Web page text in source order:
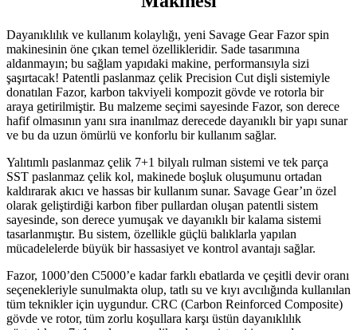
Dayanıklılık ve kullanım kolaylığı, yeni Savage Gear Fazor spin
makinesinin öne çıkan temel özellikleridir. Sade tasarımına
aldanmayın; bu sağlam yapıdaki makine, performansıyla sizi
şaşırtacak! Patentli paslanmaz çelik Precision Cut dişli sistemiyle
donatılan Fazor, karbon takviyeli kompozit gövde ve rotorla bir
araya getirilmiştir. Bu malzeme seçimi sayesinde Fazor, son derece
hafif olmasının yanı sıra inanılmaz derecede dayanıklı bir yapı sunar
ve bu da uzun ömürlü ve konforlu bir kullanım sağlar.
Yalıtımlı paslanmaz çelik 7+1 bilyalı rulman sistemi ve tek parça
SST paslanmaz çelik kol, makinede boşluk oluşumunu ortadan
kaldırarak akıcı ve hassas bir kullanım sunar. Savage Gear’ın özel
olarak geliştirdiği karbon fiber pullardan oluşan patentli sistem
sayesinde, son derece yumuşak ve dayanıklı bir kalama sistemi
tasarlanmıştır. Bu sistem, özellikle güçlü balıklarla yapılan
mücadelelerde büyük bir hassasiyet ve kontrol avantajı sağlar.
Fazor, 1000’den C5000’e kadar farklı ebatlarda ve çeşitli devir oranı
seçenekleriyle sunulmakta olup, tatlı su ve kıyı avcılığında kullanılan
tüm teknikler için uygundur. CRC (Carbon Reinforced Composite)
gövde ve rotor, tüm zorlu koşullara karşı üstün dayanıklılık